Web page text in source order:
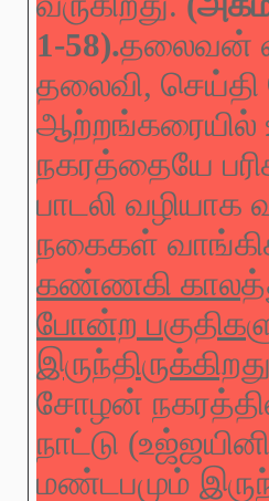
1-58).தலைவன்
தலைவி,
ஆற்றங்கரையில்
நகரத்தையே
பாடலி
நகைகள்
கண்ணகி
போன்ற
சோழன்
நாட்டு
மண்டபமும்